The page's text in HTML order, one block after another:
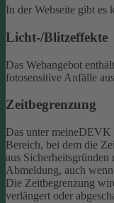
In der Webseite gibt es
Licht-/Blitzeffekte
Das Webangebot
fotosensitive Anfälle
Zeitbegrenzung
Das unter meineDEVK
Bereich, bei dem die
aus Sicherheitsgründen
Abmeldung, auch
Die Zeitbegrenzung
verlängert oder